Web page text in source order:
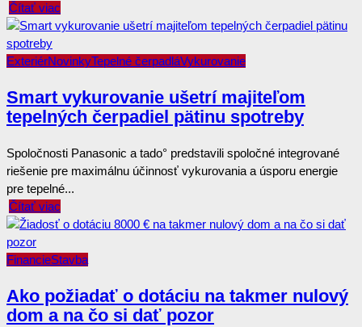
Čítať viac
ExteriérNovinkyTepelné čerpadláVykurovanie
Smart vykurovanie ušetrí majiteľom
tepelných čerpadiel pätinu spotreby
Spoločnosti Panasonic a tado° predstavili spoločné integrované
riešenie pre maximálnu účinnosť vykurovania a úsporu energie
pre tepelné...
Čítať viac
FinancieStavba
Ako požiadať o dotáciu na takmer nulový
dom a na čo si dať pozor